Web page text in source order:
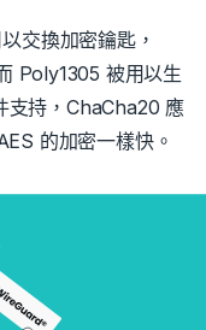
交換加密鑰匙，
Poly1305 被用以生
支持，ChaCha20 應
的加密一樣快。